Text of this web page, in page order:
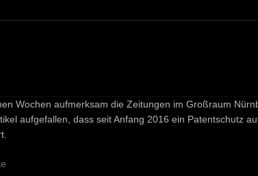
Wochen aufmerksam die Zeitungen im Großraum
aufgefallen, dass seit Anfang 2016 ein Patentschutz